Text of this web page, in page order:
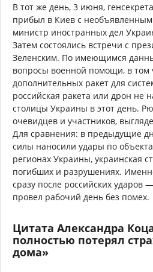
В тот же день, 3 июня,
прибыл в Киев с необъявленным
министр иностранных дел
Затем состоялись встречи с
Зеленским. По имеющимся
вопросы военной помощи, в том
дополнительных ракет для
российская ракета или дрон не
столицы Украины в этот день.
очевидцев и участников,
Для сравнения: в предыдущие
силы наносили удары по
регионах Украины, украинская
погибших и разрушениях.
сразу после российских ударов
провел рабочий день без помех.
Цитата Александра
полностью потерял
дома»